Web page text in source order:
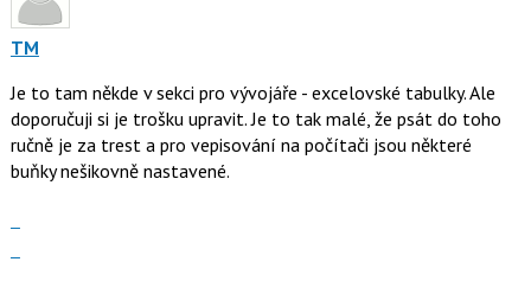
TM
Je to tam někde v sekci pro vývojáře - excelovské tabulky. Ale
doporučuji si je trošku upravit. Je to tak malé, že psát do toho
ručně je za trest a pro vepisování na počítači jsou některé
buňky nešikovně nastavené.